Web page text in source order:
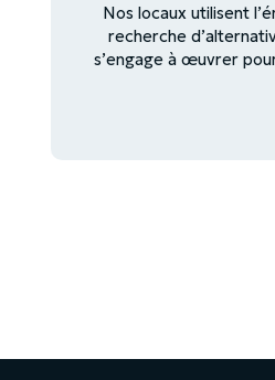
Nos locaux utilisent
recherche
s’engage à œuvrer